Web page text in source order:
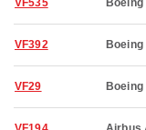
VF535 Boeing
VF392 Boeing
VF29 Boeing